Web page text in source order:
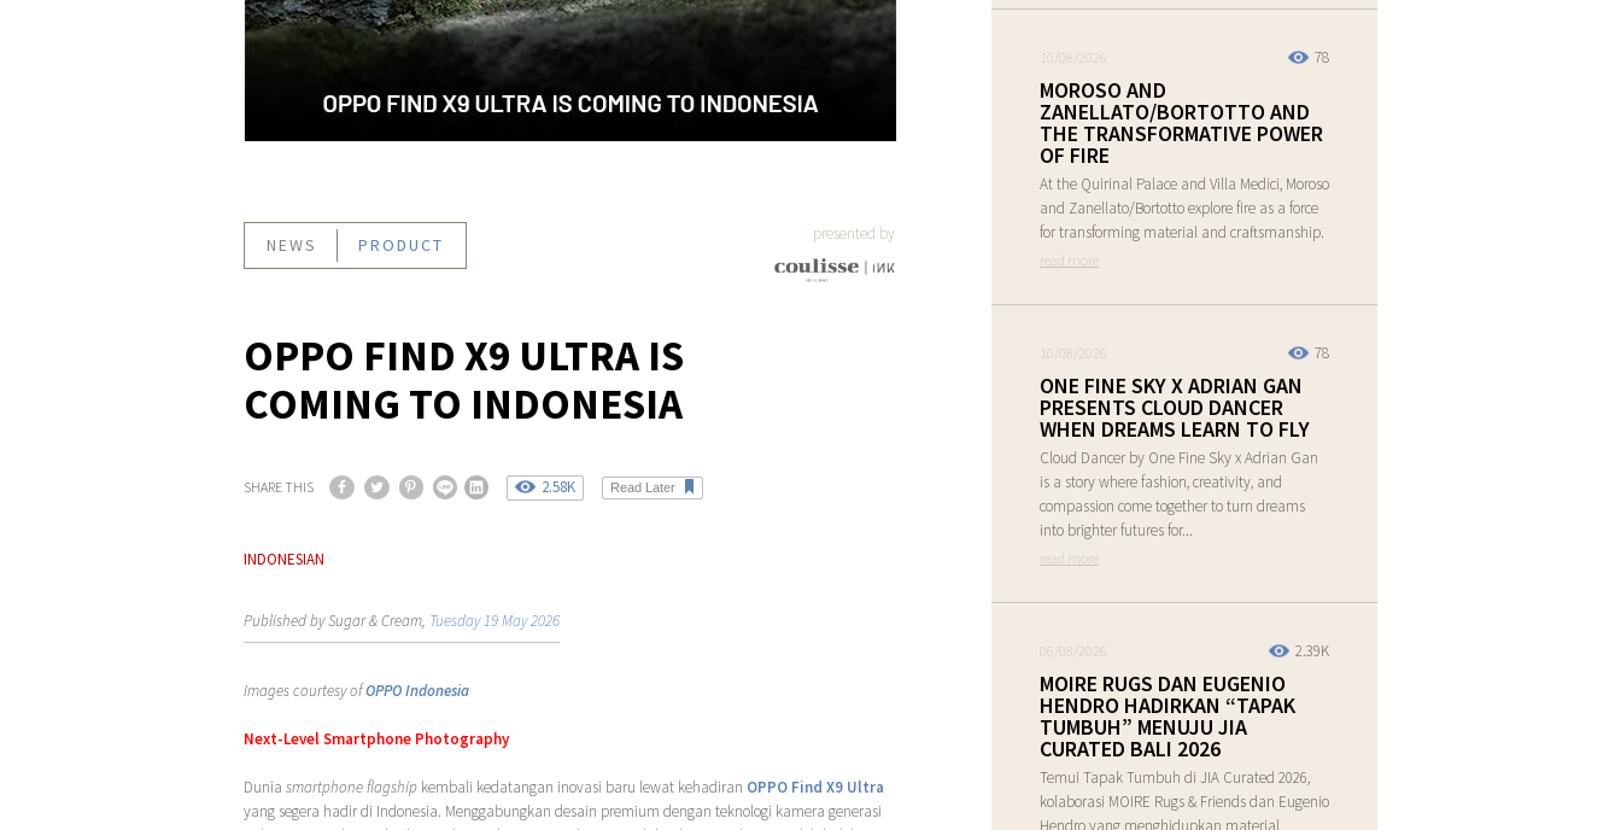
NEWS PRODUCT
presented by
OPPO FIND X9 ULTRA IS
COMING TO INDONESIA
SHARE THIS 2.58K Read Later
INDONESIAN
Published by Sugar & Cream, Tuesday 19 May 2026
Images courtesy ofOPPO Indonesia
Next-Level Smartphone Photography
Dunia smartphone flagship kembali kedatangan inovasi baru lewat kehadiran OPPO Find X9 Ultra
yang segera hadir di Indonesia. Menggabungkan desain premium dengan teknologi kamera generasi
78
10/08/2026
MOROSO AND
ZANELLATO/BORTOTTO AND
THE TRANSFORMATIVE POWER
OF FIRE
At the Quirinal Palace and Villa Medici, Moroso
and Zanellato/Bortotto explore fire as a force
for transforming material and craftsmanship.
read more
78
10/08/2026
ONE FINE SKY X ADRIAN GAN
PRESENTS CLOUD DANCER
WHEN DREAMS LEARN TO FLY
Cloud Dancer by One Fine Sky x Adrian Gan
is a story where fashion, creativity, and
compassion come together to turn dreams
into brighter futures for...
read more
2.39K
06/08/2026
MOIRE RUGS DAN EUGENIO
HENDRO HADIRKAN “TAPAK
TUMBUH” MENUJU JIA
CURATED BALI 2026
Temui Tapak Tumbuh di JIA Curated 2026,
kolaborasi MOIRE Rugs & Friends dan Eugenio
Hendro yang menghidupkan material,